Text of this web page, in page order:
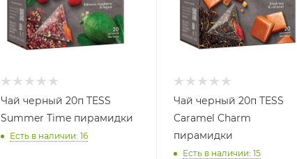
Чай черный 20п TESS
Summer Time пирамидки
Есть в наличии: 16
Чай черный 20п TESS
Caramel Charm
пирамидки
Есть в наличии: 15